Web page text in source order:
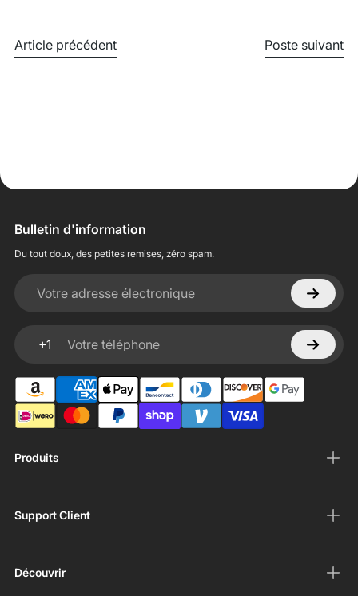
Article précédent Poste suivant
Produits
Support Client
Découvrir
Bulletin d'information
Du tout doux, des petites remises, zéro spam.
Votre adresse électronique
+1
Votre téléphone